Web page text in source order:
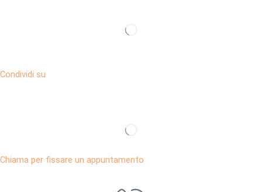
Condividi su
Chiama per fissare un appuntamento